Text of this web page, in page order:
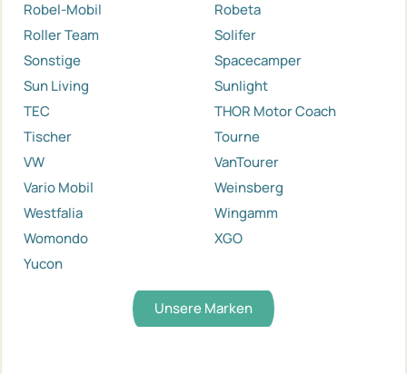
Robel-Mobil
Robeta
Roller Team
Solifer
Sonstige
Spacecamper
Sun Living
Sunlight
TEC
THOR Motor Coach
Tischer
Tourne
VW
VanTourer
Vario Mobil
Weinsberg
Westfalia
Wingamm
Womondo
XGO
Yucon
Unsere Marken